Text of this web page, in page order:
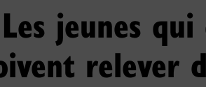
jeunes
relever